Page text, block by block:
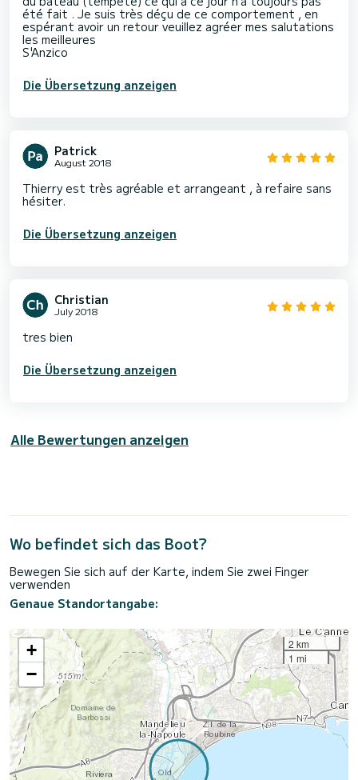
été fait . Je suis très déçu de ce comportement , en
espérant avoir un retour veuillez agréer mes salutations
les meilleures
S'Anzico
Die Übersetzung anzeigen
Patrick
August 2018
Thierry est très agréable et arrangeant , à refaire sans
hésiter.
Die Übersetzung anzeigen
Christian
July 2018
tres bien
Die Übersetzung anzeigen
Alle Bewertungen anzeigen
Wo befindet sich das Boot?
Bewegen Sie sich auf der Karte, indem Sie zwei Finger
verwenden
Genaue Standortangabe:
+
−
2 km
1 mi